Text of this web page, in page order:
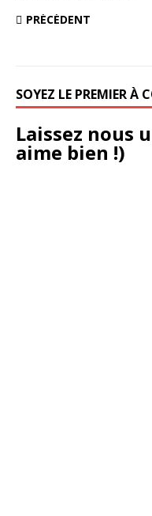
PRÉCÉDENT
SOYEZ LE PREMIER À
Laissez nous
aime bien !)